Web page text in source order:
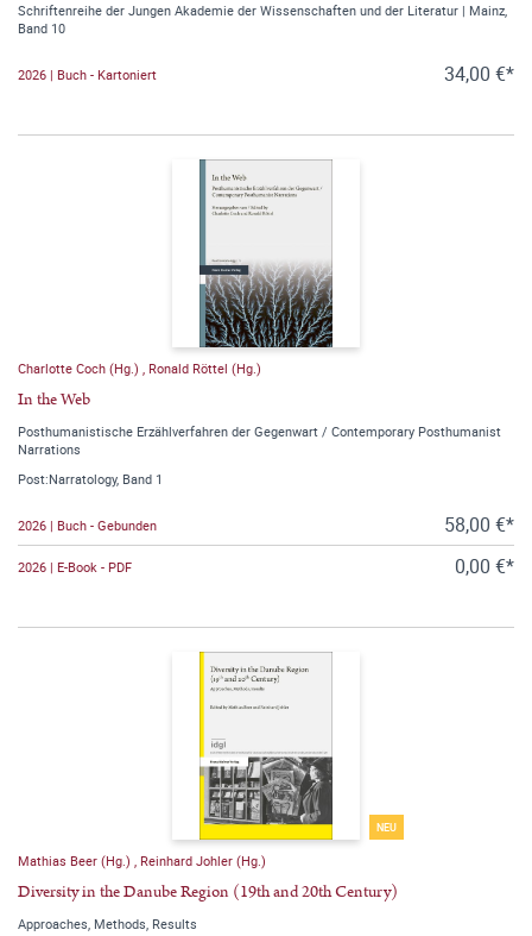
Schriftenreihe der Jungen Akademie der Wissenschaften und der Literatur | Mainz,
Band 10
2026 | Buch - Kartoniert 34,00 €*
Charlotte Coch (Hg.) , Ronald Röttel (Hg.)
In the Web
Posthumanistische Erzählverfahren der Gegenwart / Contemporary Posthumanist
Narrations
Post:Narratology, Band 1
2026 | Buch - Gebunden 58,00 €*
2026 | E-Book - PDF 0,00 €*
NEU
Mathias Beer (Hg.) , Reinhard Johler (Hg.)
Diversity in the Danube Region (19th and 20th Century)
Approaches, Methods, Results